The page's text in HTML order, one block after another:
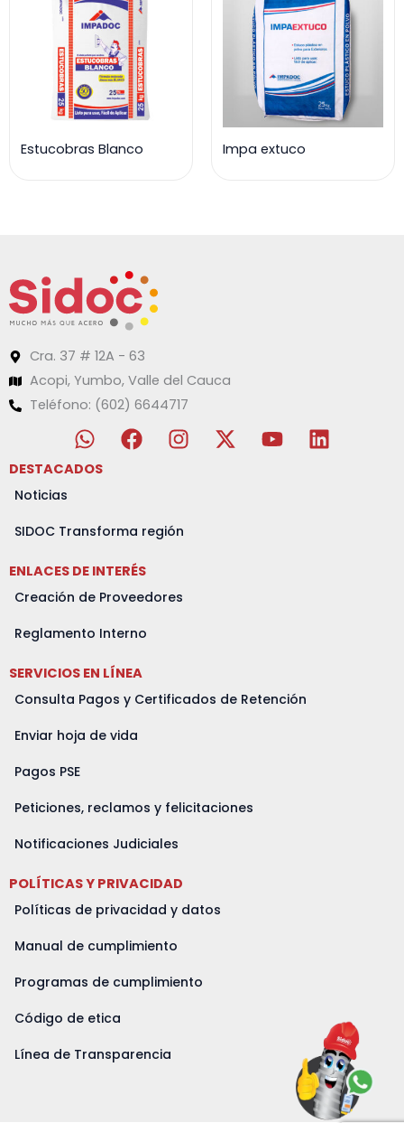
Estucobras Blanco Impa extuco
Cra. 37 # 12A - 63
Acopi, Yumbo, Valle del Cauca
Teléfono: (602) 6644717
W
h
a
a
p
F
a
o
o
k
I
n
g
m
X
-
Y
o
L
i
DESTACADOS
Noticias
SIDOC Transforma región
ENLACES DE INTERÉS
Creación de Proveedores
Reglamento Interno
SERVICIOS EN LÍNEA
Consulta Pagos y Certificados de Retención
Enviar hoja de vida
Pagos PSE
Peticiones, reclamos y felicitaciones
Notificaciones Judiciales
POLÍTICAS Y PRIVACIDAD
Políticas de privacidad y datos
Manual de cumplimiento
Programas de cumplimiento
Código de etica
Línea de Transparencia